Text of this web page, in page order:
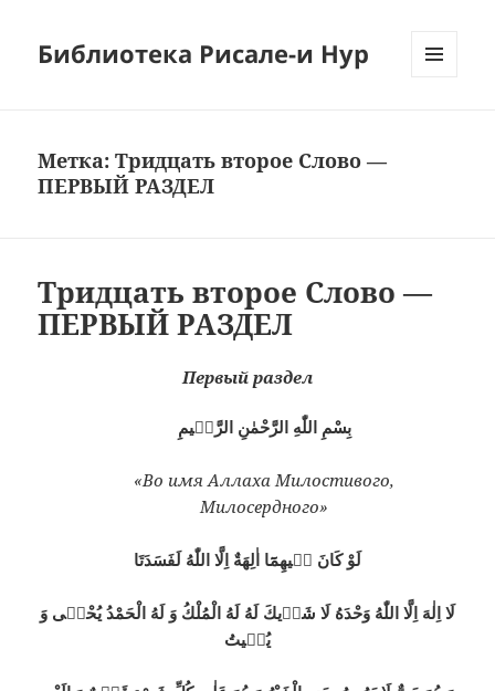
Библиотека Рисале-и Нур
Метка:Тридцать второе Слово —
ПЕРВЫЙ РАЗДЕЛ
Тридцать второе Слово —
ПЕРВЫЙ РАЗДЕЛ
Первый раздел
بِسْمِ اللّٰهِ الرَّحْمٰنِ الرَّحٖيمِ
«Во имя Аллаха Милостивого,
Милосердного»
لَوْ كَانَ فٖيهِمَٓا اٰلِهَةٌ اِلَّا اللّٰهُ لَفَسَدَتَا
لَا اِلٰهَ اِلَّا اللّٰهُ وَحْدَهُ لَا شَرٖيكَ لَهُ لَهُ الْمُلْكُ وَ لَهُ الْحَمْدُ يُحْيٖى وَ
يُمٖيتُ